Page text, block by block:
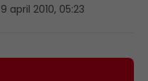
9 april 2010, 05:23